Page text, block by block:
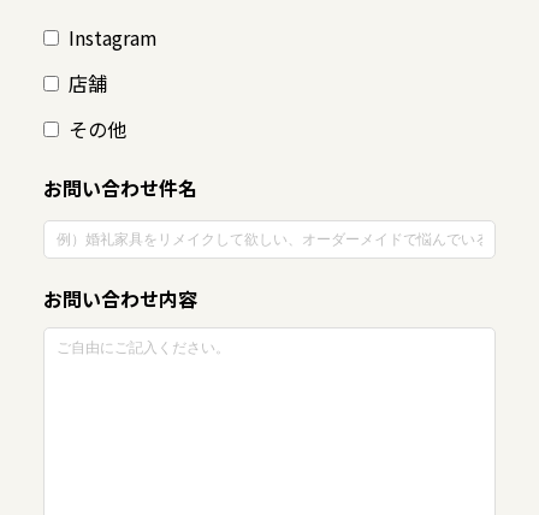
Instagram
店舗
その他
お問い合わせ件名
お問い合わせ内容